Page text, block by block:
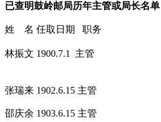
已查明鼓岭邮局历年主管或局长名单
姓 名 任取日期 职务
林振文 1900.7.1 主管
张瑞来 1902.6.15 主管
邵庆余 1903.6.15 主管